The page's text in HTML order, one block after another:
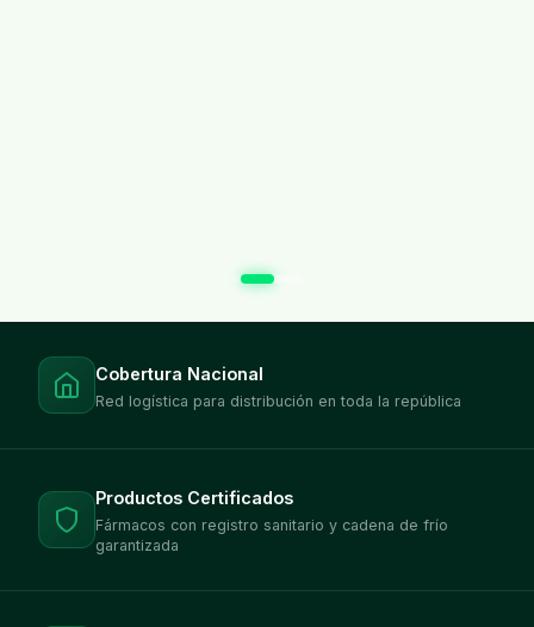
Cobertura Nacional
Red logística para distribución en toda la república
Productos Certificados
Fármacos con registro sanitario y cadena de frío
garantizada